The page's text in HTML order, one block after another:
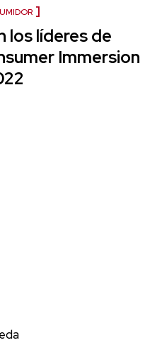
los líderes de
Immersion